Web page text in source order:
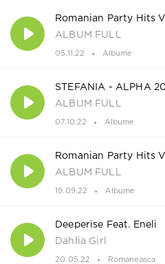
Romanian Party Hits
ALBUM FULL
05.11.22 Albume
STEFANIA - ALPHA
ALBUM FULL
07.10.22 Albume
Romanian Party Hits
ALBUM FULL
19.09.22 Albume
Deeperise Feat. Eneli
Dahlia Girl
20.05.22 Romaneasca